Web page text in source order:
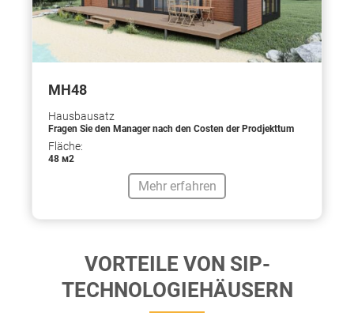
МН48
Hausbausatz
Fragen Sie den Manager nach den Costen der Prodjekttum
Fläche:
48 м2
Mehr erfahren
VORTEILE VON SIP-
TECHNOLOGIEHÄUSERN